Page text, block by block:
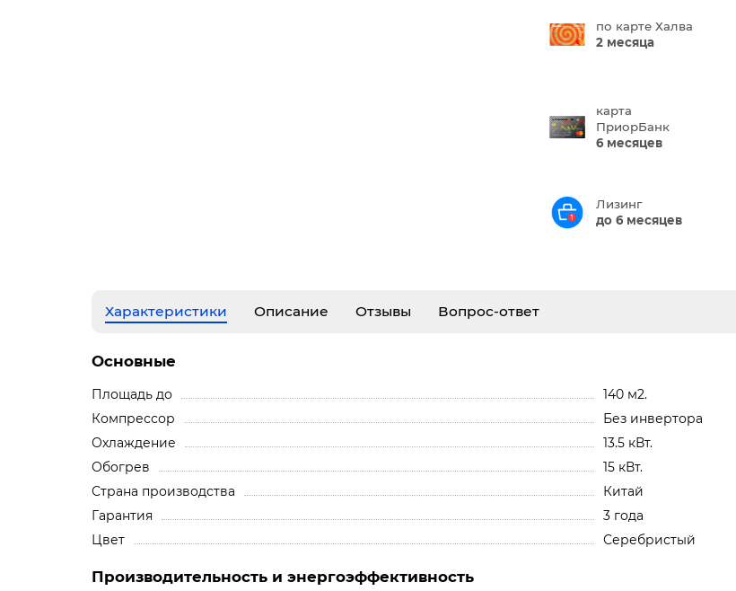
по карте Халва
2 месяца
карта
ПриорБанк
6 месяцев
Лизинг
до 6 месяцев
Характеристики Описание Отзывы Вопрос-ответ
Основные
Площадь до
140 м2.
Компрессор
Без инвертора
Охлаждение
13.5 кВт.
Обогрев
15 кВт.
Страна производства
Китай
Гарантия
3 года
Цвет
Серебристый
Производительность и энергоэффективность